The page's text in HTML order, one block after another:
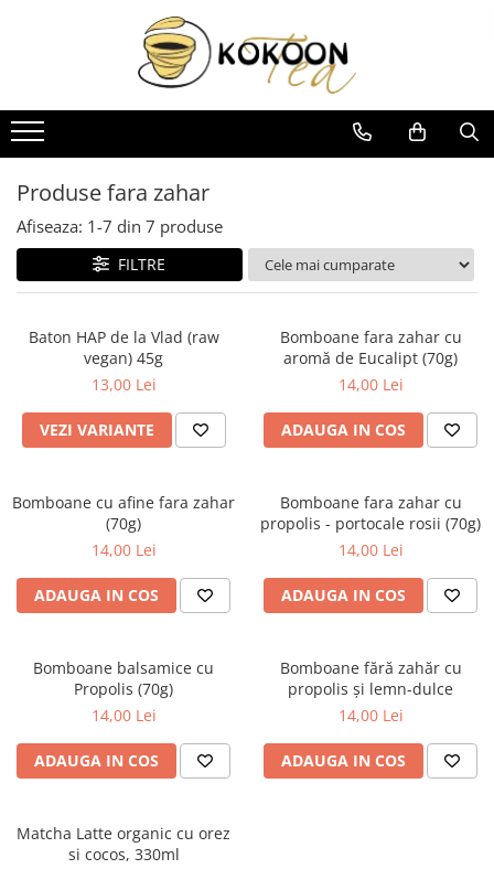
Ceai Alb
Ceai la plic
Ceai Mate
Ceai Negru
Ceai Oolong
Ceai Organic
Flori de ceai
Infuzii Fructe
Infuzii Plante
Rooibos
Sirop de ceai
Boabe
Capsule Guzzini
Lapte vegetal
Măcinată
Siropuri Cafea
Accesorii Matcha
Accesorii preparare cafea
Accesorii preparare ceai
Accesorii preparare matcha
Doze păstrare ceai
Infuzoare
Domeniul HO.RE.CA
Sirop Cocktail
Produse fara zahar
Afiseaza: 1-7 din 7 produse
FILTRE
Baton HAP de la Vlad (raw
vegan) 45g
13,00 Lei
VEZI VARIANTE
Bomboane fara zahar cu
aromă de Eucalipt (70g)
14,00 Lei
ADAUGA IN COS
Bomboane cu afine fara zahar
(70g)
14,00 Lei
ADAUGA IN COS
Bomboane fara zahar cu
propolis - portocale rosii (70g)
14,00 Lei
ADAUGA IN COS
Bomboane balsamice cu
Propolis (70g)
14,00 Lei
ADAUGA IN COS
Bomboane fără zahăr cu
propolis și lemn-dulce
14,00 Lei
ADAUGA IN COS
Matcha Latte organic cu orez
si cocos, 330ml